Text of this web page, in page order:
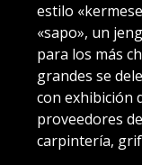
estilo
«sapo», un
para los más
grandes se
con exhibición
proveedores
carpintería,